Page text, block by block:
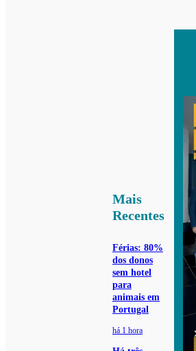
Mais
Recentes
Férias: 80%
dos donos
sem hotel
para
animais em
Portugal
há 1 hora